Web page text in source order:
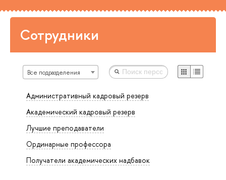
Сотрудники
Все подразделения
Административный кадровый резерв
Академический кадровый резерв
Лучшие преподаватели
Ординарные профессора
Получатели академических надбавок